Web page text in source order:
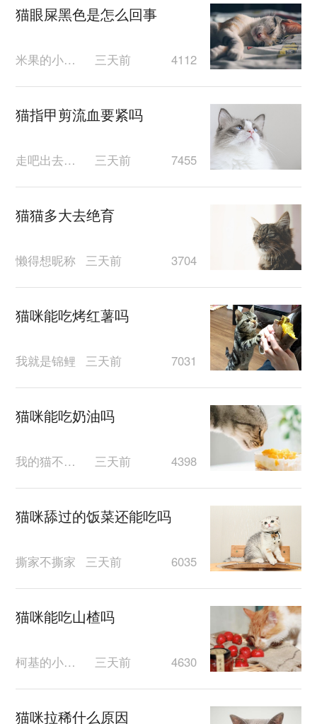
猫眼屎黑色是怎么回事
米果的小果冻 三天前 4112
猫指甲剪流血要紧吗
走吧出去遛遛 三天前 7455
猫猫多大去绝育
懒得想昵称 三天前 3704
猫咪能吃烤红薯吗
我就是锦鲤 三天前 7031
猫咪能吃奶油吗
我的猫不给你 三天前 4398
猫咪舔过的饭菜还能吃吗
撕家不撕家 三天前 6035
猫咪能吃山楂吗
柯基的小屁股 三天前 4630
猫咪拉稀什么原因